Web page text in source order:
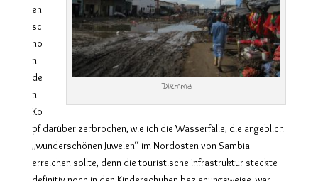
Dilemma
eh
sc
ho
n
de
n
Ko
pf darüber zerbrochen, wie ich die Wasserfälle, die angeblich
„wunderschönen Juwelen“ im Nordosten von Sambia
erreichen sollte, denn die touristische Infrastruktur steckte